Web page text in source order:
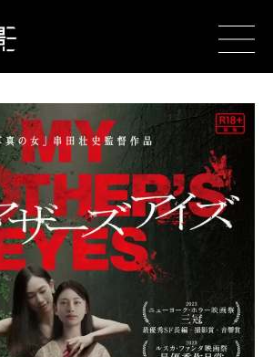
― 過去上映 ―